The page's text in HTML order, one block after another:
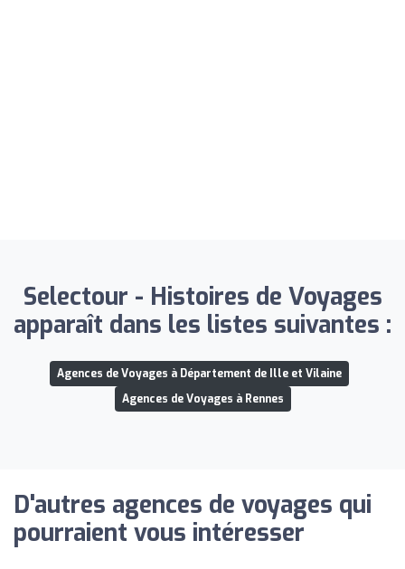
Selectour - Histoires de Voyages
apparaît dans les listes suivantes :
Agences de Voyages à Département de Ille et Vilaine
Agences de Voyages à Rennes
D'autres agences de voyages qui
pourraient vous intéresser